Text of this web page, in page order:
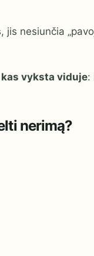
jis nesiunčia
vyksta viduje:
nerimą?